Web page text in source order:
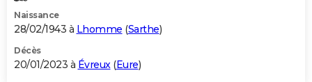
Naissance
28/02/1943 à Lhomme (Sarthe)
Décès
20/01/2023 à Évreux(Eure)